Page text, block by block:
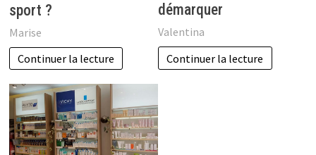
sport ?
Marise
Continuer la lecture
démarquer
Valentina
Continuer la lecture